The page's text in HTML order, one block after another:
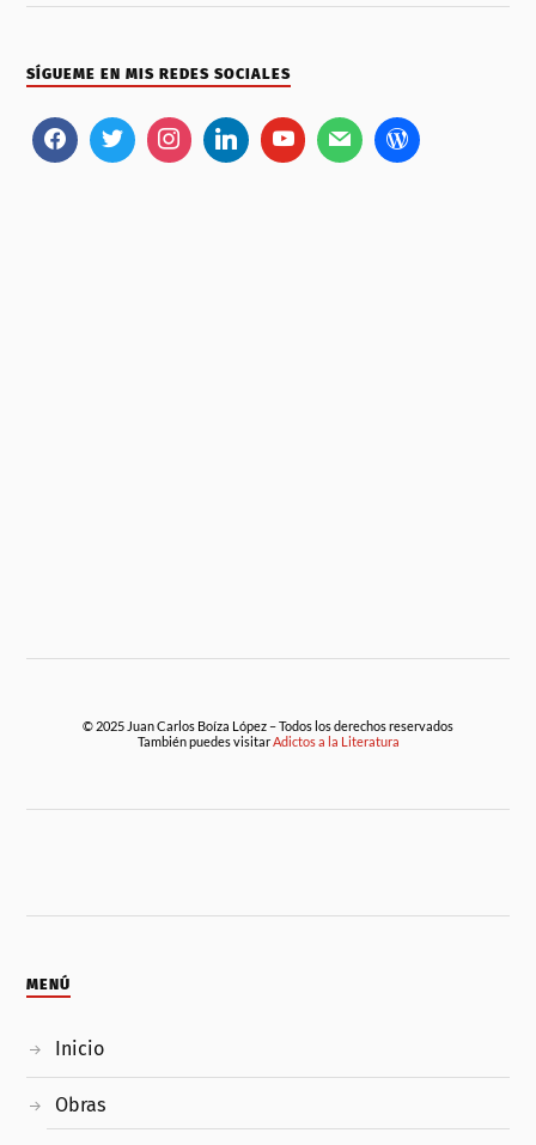
SÍGUEME EN MIS REDES SOCIALES
© 2025 Juan Carlos Boíza López – Todos los derechos reservados
También puedes visitarAdictos a la Literatura
MENÚ
Inicio
Obras